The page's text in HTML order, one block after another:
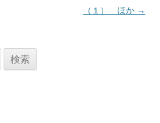
（１） ほか →